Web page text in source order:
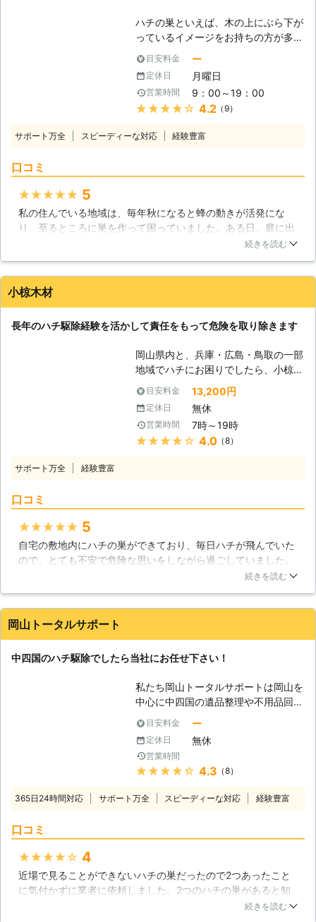
するのは危険が伴います。 【専門家
にお任せ】 そんな時は「害虫・害獣
駆除専門店 エスクラス」にお任せく
ださい。経験豊富なプロが防護服・専
用駆除器材などを使用してハチを巣ご
とスピーディかつ安全に除去します。
また、ハチ駆除の際、巣にいなかった
で、1週間後にフォローサービスも行
ハチの巣といえば、木の上にぶら下が
っているイメージをお持ちの方が多い
かもしれません。しかし、実際のハチ
の巣はあらゆる場所に作られる可能性
があります。木の根元や土の中に巣を
作るスズメバチ、巣を建物の壁面に作
るアシナガバチ、小型のハチは捨てら
す。ですから、ハチが増えてお困りの
からないハチの巣調査とハチ駆除は、
豊富な実績を持つムシマイッターのス
タッフにお任せください！ 【再発生
を防ぐ確実な駆除】 ハチ駆除を行う
際は事前の調査がとても重要です。な
いからです。生き残ったハチは再び数
を増やして巣を再生するか、別の場所
に新たな巣を作る可能性もあり危険で
す。当社のスタッフは数々のハチ駆除
をご依頼いただいてきた経験と知識を
生かし、ハチの巣の全容を徹底的に調
査します。そうして再発生がないよう
隅々までハチ駆除を行い、施工後はお
客様に安心できる生活を送っていただ
目安料金 ー
定休日 月曜日
営業時間 9：00～19：00
★★★★★ 4.2 （9）
サポート万全 スピーディーな対応 経験豊富
口コミ
★★★★★ 5
私の住んでいる地域は、毎年秋になると蜂の動きが活発にな
り、至るところに巣を作って困っていました。ある日、庭に出
ると目の前に何びきも蜂が飛んでいる事に気がつきました。屋
子供は家の中で待機しており、その間に大きな蜂の巣を駆除し
てくれました。他にも蜂の巣がないか、入念に調べてくれまし
続きを読む
小椋木材
長年のハチ駆除経験を活かして責任をもって危険を取り除きます
岡山県内と、兵庫・広島・鳥取の一部
地域でハチにお困りでしたら、小椋木
材に今すぐお問合せください。スズメ
バチやアシナガバチを迅速に駆除させ
ていただきます。 【小椋木材ご紹
介】 弊社は、伐採経験25年以上の専
門業者です。伐採・剪定・草刈りにた
いった多数の事例から、ハチ駆除経験
も豊富にございます。危険なハチにお
困りのお客様はお問合せくだされば、
迅速にご対応させていただきます。
【伐採や草刈りも大歓迎です】 ま
の茂みにできたハチの巣でしたら、雑
草を刈ってしまうことで再発可能性を
抑えることができます。 蜂以外でも
「庭木が高くなりすぎてしまって、ご
近所に迷惑をかけそうだ」「手つかず
の管理地をキレイにしてほしい」「複
数本伐採してほしい木がありますが大
丈夫ですか？」など、なんでもご相談
ください。お客様のご希望にたって、
まずはお気軽にお問合せください。
目安料金 13,200円
定休日 無休
営業時間 7時～19時
★★★★★ 4.0（8）
サポート万全 経験豊富
口コミ
★★★★★ 5
自宅の敷地内にハチの巣ができており、毎日ハチが飛んでいた
ので、とても不安で危険な思いをしながら過ごしていました。
ハチの巣は手の届きにくい所にあり、また危険であると判断
付けてくれました。作業を行う前に見積もりも取ってくれたの
で、追加料金の心配もありませんでした。ハチの巣を駆除した
ローサービスもあったので、依頼して本当によかったです。
2016年12月27日
続きを読む
岡山トータルサポート
中四国のハチ駆除でしたら当社にお任せ下さい！
私たち岡山トータルサポートは岡山を
中心に中四国の遺品整理や不用品回収
を行い、数多くのご依頼を解決してお
ります。ゴミ屋敷の整理といった現場
も経験しておりますので、様々な現場
に対応可能です。ハチ駆除にも対応し
ており、皆さまからのお問い合わせを
受け付けております。 【人の近くに
巣を作るハチ】 スズメバチといった
いてしまうこともありますし、庭や家
の屋根に巣を作られるとどうしても人
の生活圏内に近づいてしまいます。つ
目安料金 ー
定休日 無休
営業時間
★★★★★ 4.3 （8）
365日24時間対応 サポート万全 スピーディーな対応 経験豊富
口コミ
★★★★★ 4
近場で見ることができないハチの巣だったので2つあったこと
に気付かずに業者に依頼しました。2つのハチの巣があると知
ったのは見ていただいてからです。自分たちで駆除することも
続きを読む